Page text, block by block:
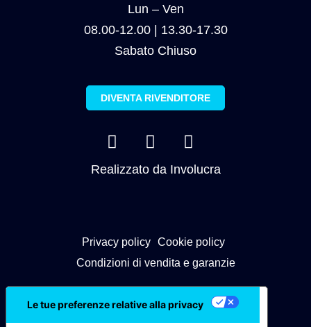
Lun – Ven
08.00-12.00 | 13.30-17.30
Sabato Chiuso
DIVENTA RIVENDITORE
Realizzato da Involucra
Privacy policy Cookie policy
Condizioni di vendita e garanzie
Le tue preferenze relative alla privacy